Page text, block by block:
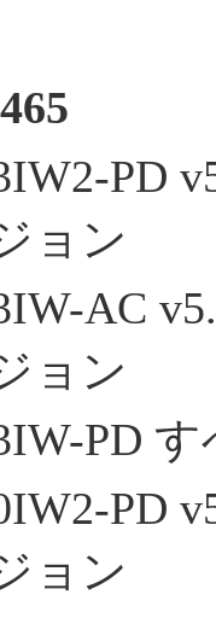
PD
ョン
AC
ョン
PD
PD
ョン